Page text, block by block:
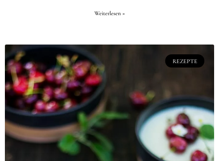
Weiterlesen »
REZEPTE